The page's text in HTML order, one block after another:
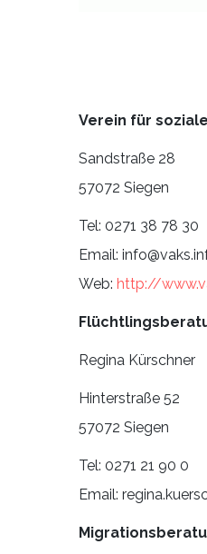
Verein für
Sandstraße 28
57072 Siegen
Tel: 0271 38 78 30
Email:
Web: http://
Regina Kürschner
Hinterstraße 52
57072 Siegen
Tel: 0271 21 90 0
Email: